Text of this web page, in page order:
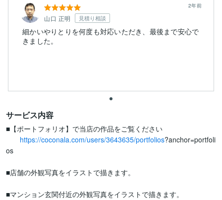
山口 正明 見積り相談
2年前
細かいやりとりを何度も対応いただき、最後まで安心で
きました。
サービス内容
■【ポートフォリオ】で当店の作品をご覧ください
https://coconala.com/users/3643635/portfolios?anchor=portfoli
os
■店舗の外観写真をイラストで描きます。
■マンション玄関付近の外観写真をイラストで描きます。